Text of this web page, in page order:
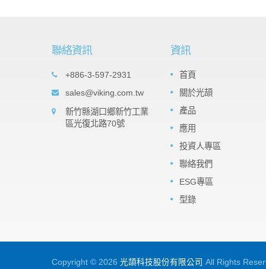
聯絡資訊
+886-3-597-2931
sales@viking.com.tw
新竹縣湖口鄉新竹工業
區光復北路70號
資訊
首頁
關於光頡
產品
應用
投資人專區
聯絡我們
ESG專區
型錄
05
SEP
2022
Important products: Tantalum
Nitride (TaN) Thin Film
Chip Resistor -TAR Series
The TaN (tantalum nitride) film is a
moisture impervious tantalum pentoxide
barrier layer that can against high
humidity. TaN is much robust withstand
high humidity with voltage...
Copyright © 2026 光頡科技股份有限公司 All Rights